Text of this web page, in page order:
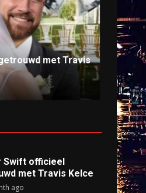
aan om
Anti-
9
Swift officieel
met Travis Kelce
ago